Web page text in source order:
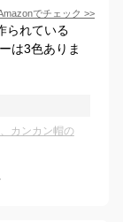
でチェック >>
られている
は3色ありま
カンカン帽の